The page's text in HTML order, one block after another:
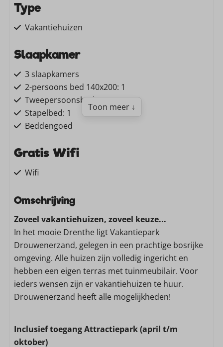
Type
Vakantiehuizen
Slaapkamer
3 slaapkamers
2-persoons bed 140x200: 1
Tweepersoonsbed: 1
Stapelbed: 1
Beddengoed
Gratis Wifi
Wifi
Familie/Kinderen
Kinderstoel
Wassen en drogen
Stofzuiger
Keuken
Magnetron: Combimagnetron
Gasfornuis: 5-pits
Toon meer ↓
Omschrijving
Zoveel vakantiehuizen, zoveel keuze...
In het mooie Drenthe ligt Vakantiepark
Drouwenerzand, gelegen in een prachtige bosrijke
omgeving. Alle huizen zijn volledig ingericht en
hebben een eigen terras met tuinmeubilair. Voor
ieders wensen zijn er vakantiehuizen te huur.
Drouwenerzand heeft alle mogelijkheden!
Inclusief toegang Attractiepark (april t/m
oktober)